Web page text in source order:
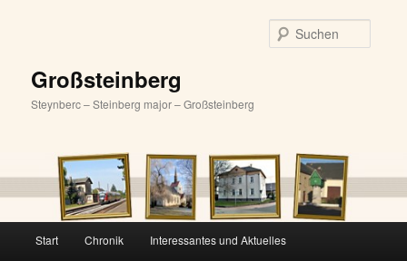
Großsteinberg
Steynberc – Steinberg major – Großsteinberg
Start Chronik Interessantes und Aktuelles